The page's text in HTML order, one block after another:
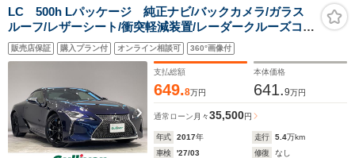
LC 500h Lパッケージ 純正ナビ/バックカメラ/ガラス
ルーフ/レザーシート/衝突軽減装置/レーダークルーズコン
トロール/レーンキープアシスト/コーナーセンサー/オート
ブレーキホールド/ブラインドアシストスポット/禁煙車
販売店保証 購入プラン付 オンライン相談可 360°画像付
支払総額
649.8万円
本体価格
641.9万円
通常ローン 月々35,500円
年式 2017年 走行 5.4万km
車検
'27/03 修復
なし